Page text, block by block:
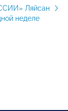
Ляйсан
неделе